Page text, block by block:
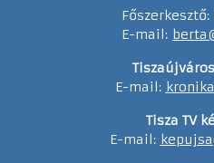
Főszerkesztő:
E-mail:
E-mail:
Tisza TV
E-mail: